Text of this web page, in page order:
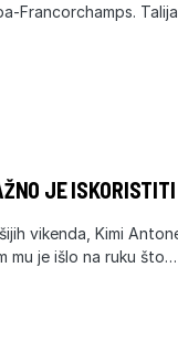
Francorchamps.
JE
vikenda, Kimi
mu je išlo na ruku što…